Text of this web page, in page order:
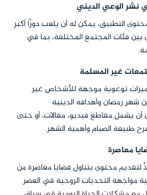
نشر الوعي الديني
التطبيق، يمكن له أن يلعب دورًا أكبر
فئات المجتمع المختلفة، بما في
غير المسلمة
توعوية موجهة للأشخاص غير
شهر رمضان وأهدافه الدينية
أن يشمل مقاطع فيديو، مقالات، أو حتى
طبيعة الصيام وأهمية الشهر.
معاصرة
لتقديم محتوى يتناول قضايا معاصرة من
مواجهة التحديات الروحية في العصر